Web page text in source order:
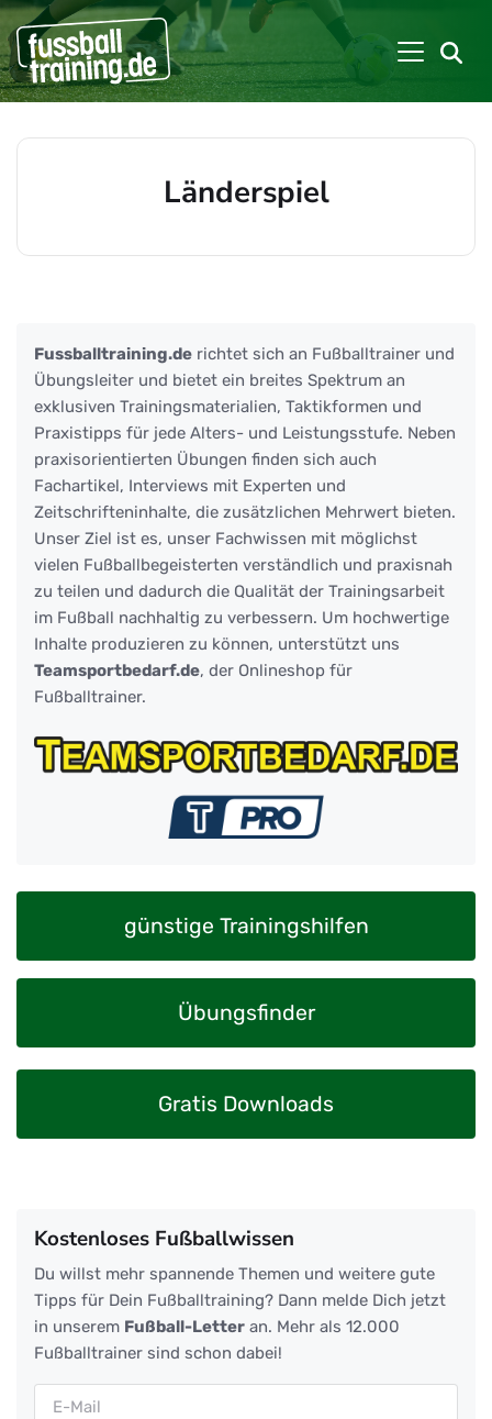
Länderspiel
Fussballtraining.de richtet sich an Fußballtrainer und
Übungsleiter und bietet ein breites Spektrum an
exklusiven Trainingsmaterialien, Taktikformen und
Praxistipps für jede Alters- und Leistungsstufe. Neben
praxisorientierten Übungen finden sich auch
Fachartikel, Interviews mit Experten und
Zeitschrifteninhalte, die zusätzlichen Mehrwert bieten.
Unser Ziel ist es, unser Fachwissen mit möglichst
vielen Fußballbegeisterten verständlich und praxisnah
zu teilen und dadurch die Qualität der Trainingsarbeit
im Fußball nachhaltig zu verbessern. Um hochwertige
Inhalte produzieren zu können, unterstützt uns
Teamsportbedarf.de, der Onlineshop für
Fußballtrainer.
günstige Trainingshilfen
Übungsfinder
Gratis Downloads
Kostenloses Fußballwissen
Du willst mehr spannende Themen und weitere gute
Tipps für Dein Fußballtraining? Dann melde Dich jetzt
in unserem Fußball-Letter an. Mehr als 12.000
Fußballtrainer sind schon dabei!